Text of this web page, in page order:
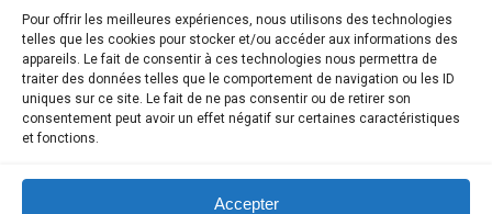
Pour offrir les meilleures expériences, nous utilisons des technologies
telles que les cookies pour stocker et/ou accéder aux informations des
appareils. Le fait de consentir à ces technologies nous permettra de
traiter des données telles que le comportement de navigation ou les ID
uniques sur ce site. Le fait de ne pas consentir ou de retirer son
consentement peut avoir un effet négatif sur certaines caractéristiques
et fonctions.
Accepter
COMPTE CLIENT
Boutique
Mon compte
Modes de paiement